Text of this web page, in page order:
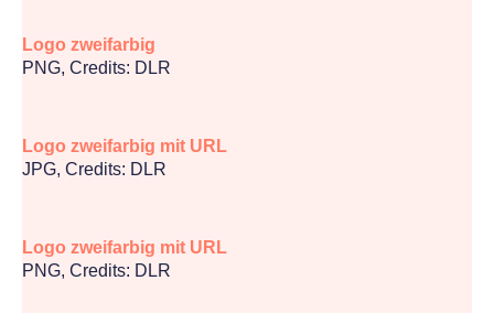
Logo zweifarbig
PNG, Credits: DLR
Logo zweifarbig mit URL
JPG, Credits: DLR
Logo zweifarbig mit URL
PNG, Credits: DLR